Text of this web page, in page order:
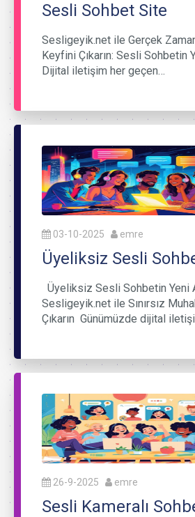
Sesli Sohbet Site
Sesligeyik.net ile Gerçek
Keyfini Çıkarın: Sesli Sohbetin
Dijital iletişim her geçen…
03-10-2025 emre
Üyeliksiz Sesli
Üyeliksiz Sesli Sohbetin Yeni
Sesligeyik.net ile Sınırsız
Çıkarın Günümüzde dijital
26-9-2025 emre
Sesli Kameralı